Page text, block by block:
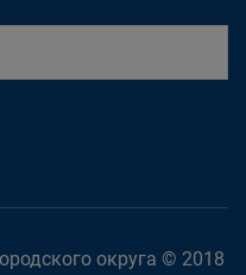
округа © 2018